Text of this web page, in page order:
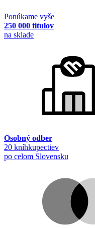
Ponúkame vyše
250 000 titulov
na sklade
Osobný odber
20 kníhkupectiev
po celom Slovensku